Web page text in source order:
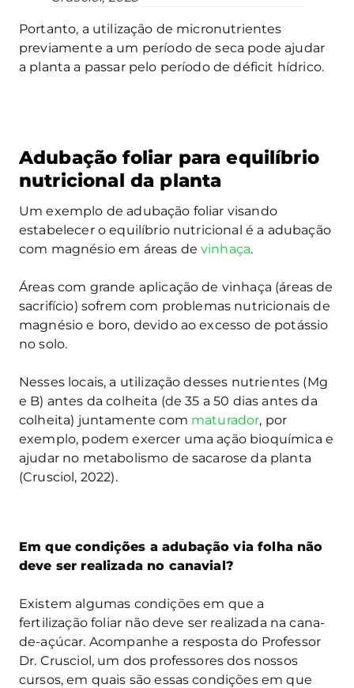
Portanto, a utilização de micronutrientes
previamente a um período de seca pode ajudar
a planta a passar pelo período de déficit hídrico.
Adubação foliar para equilíbrio
nutricional da planta
Um exemplo de adubação foliar visando
estabelecer o equilíbrio nutricional é a adubação
com magnésio em áreas de vinhaça.
Áreas com grande aplicação de vinhaça (áreas de
sacrifício) sofrem com problemas nutricionais de
magnésio e boro, devido ao excesso de potássio
no solo.
Nesses locais, a utilização desses nutrientes (Mg
e B) antes da colheita (de 35 a 50 dias antes da
colheita) juntamente com maturador, por
exemplo, podem exercer uma ação bioquímica e
ajudar no metabolismo de sacarose da planta
(Crusciol, 2022).
Em que condições a adubação via folha não
deve ser realizada no canavial?
Existem algumas condições em que a
fertilização foliar não deve ser realizada na cana-
de-açúcar. Acompanhe a resposta do Professor
Dr. Crusciol, um dos professores dos nossos
cursos, em quais são essas condições em que